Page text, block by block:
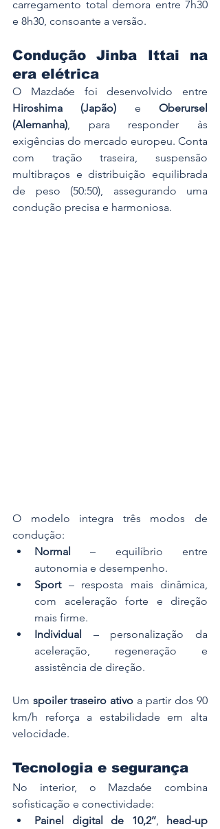
carregamento total demora entre 7h30
e 8h30, consoante a versão.
Condução Jinba Ittai na
era elétrica
Hiroshima (Japão) e Oberursel
(Alemanha), para responder às
exigências do mercado europeu. Conta
com tração traseira, suspensão
multibraços e distribuição equilibrada
de peso (50:50), assegurando uma
condução precisa e harmoniosa.
O modelo integra três modos de
condução:
Normal – equilíbrio entre
autonomia e desempenho.
Sport – resposta mais dinâmica,
com aceleração forte e direção
mais firme.
Individual – personalização da
aceleração, regeneração e
assistência de direção.
Um spoiler traseiro ativo a partir dos 90
km/h reforça a estabilidade em alta
velocidade.
Tecnologia e segurança
No interior, o Mazda6e combina
sofisticação e conectividade:
Painel digital de 10,2’’, head-up